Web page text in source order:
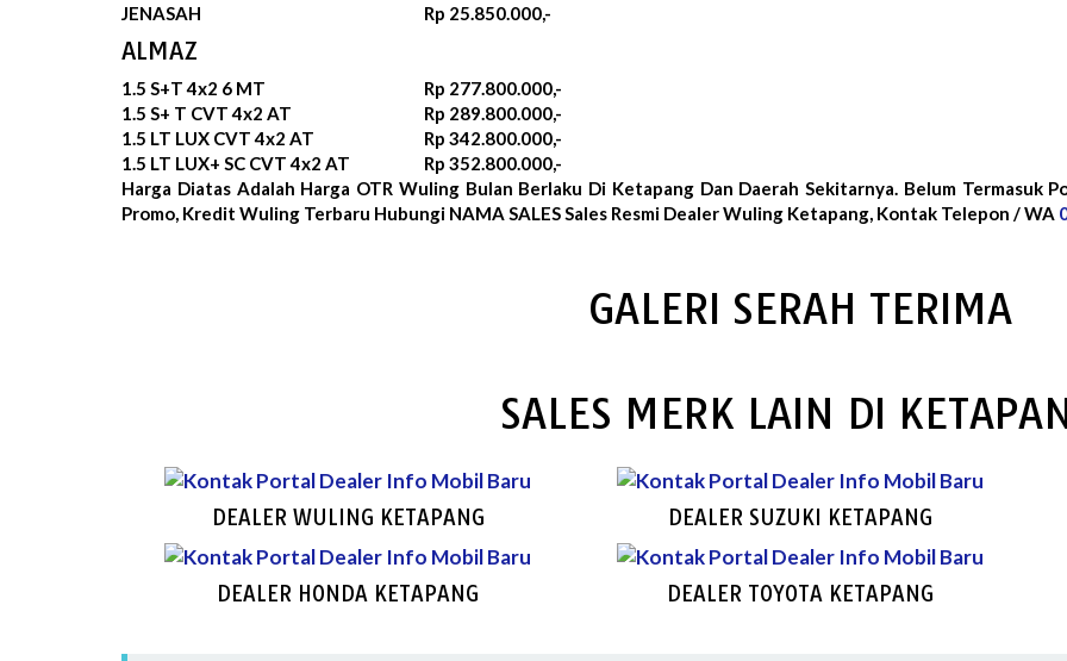
JENASAH
Rp 25.850.000,-
ALMAZ
1.5 S+T 4x2 6 MT
Rp 277.800.000,-
1.5 S+ T CVT 4x2 AT
Rp 289.800.000,-
1.5 LT LUX CVT 4x2 AT
Rp 342.800.000,-
1.5 LT LUX+ SC CVT 4x2 AT
Rp 352.800.000,-
Harga Diatas Adalah Harga OTR Wuling Bulan Berlaku Di Ketapang Dan Daerah Sekitarnya. Belum Termasuk
Promo, Kredit Wuling Terbaru Hubungi NAMA SALES Sales Resmi Dealer Wuling Ketapang, Kontak Telepon / WA
GALERI SERAH TERIMA
SALES MERK LAIN DI
DEALER WULING KETAPANG DEALER SUZUKI KETAPANG
DEALER HONDA KETAPANG DEALER TOYOTA KETAPANG